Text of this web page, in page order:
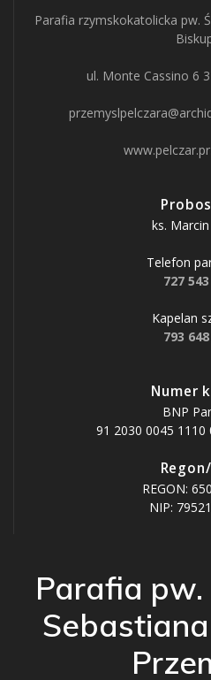
Parafia rzymskokatolicka pw.
ul. Monte Cassino 6
ks.
Telefon
727
Kapelan
793
Numer
BNP
91 2030 0045 1110
REGON:
NIP:
Parafia pw.